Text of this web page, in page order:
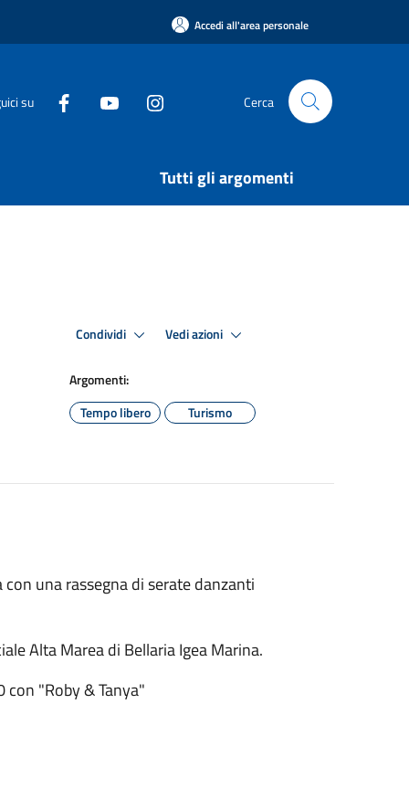
Accedi all'area personale
su Cerca
Tutti gli argomenti
Condividi Vedi azioni
Argomenti:
Tempo libero
Turismo
una rassegna di serate danzanti
Alta Marea di Bellaria Igea Marina.
"Roby & Tanya"